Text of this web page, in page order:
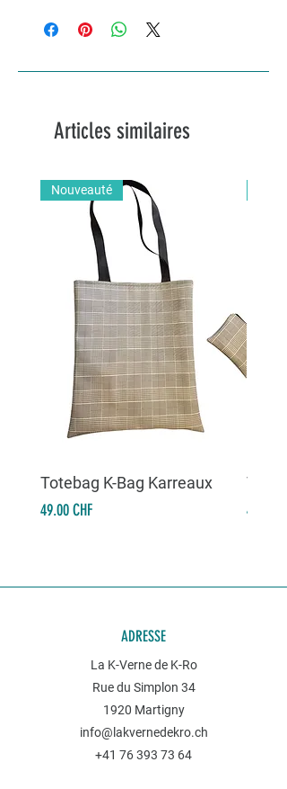
Articles similaires
Nouveauté
Totebag K-Bag Karreaux
Prix
49.00 CHF Prix
49.00
ADRESSE
La K-Verne de K-Ro
Rue du Simplon 34
1920 Martigny
info@lakvernedekro.ch
+41 76 393 73 64